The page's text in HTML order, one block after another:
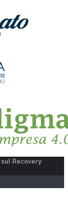
Recovery